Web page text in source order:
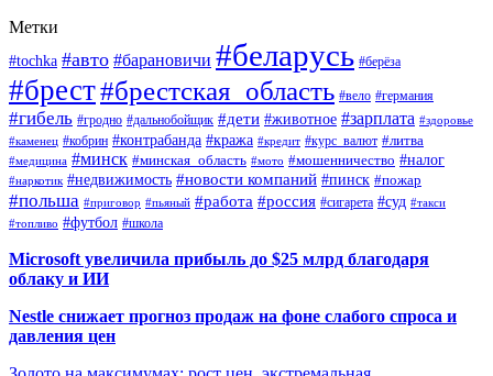
Метки
#tochka #авто #барановичи #беларусь #берёза
#брест#брестская_область #вело #германия
#гибель #гродно #дальнобойщик #дети #животное #зарплата #здоровье
#каменец #кобрин #контрабанда #кража #кредит #курс_валют #литва
#медицина #минск #минская_область #мото #мошенничество #налог
#наркотик #недвижимость #новости компаний #пинск #пожар
#польша #приговор #пьяный #работа #россия #сигарета #суд #такси
#топливо #футбол #школа
Microsoft увеличила прибыль до $25 млрд благодаря
облаку и ИИ
Nestle снижает прогноз продаж на фоне слабого спроса и
давления цен